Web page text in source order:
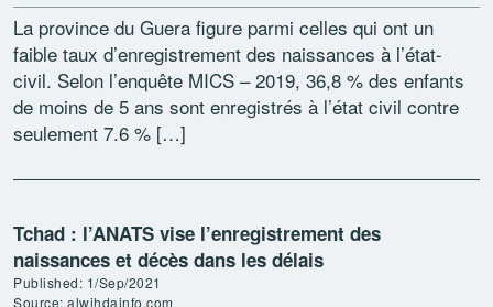
La province du Guera figure parmi celles qui ont un
faible taux d’enregistrement des naissances à l’état-
civil. Selon l’enquête MICS – 2019, 36,8 % des enfants
de moins de 5 ans sont enregistrés à l’état civil contre
seulement 7.6 % […]
Tchad : l’ANATS vise l’enregistrement des
naissances et décès dans les délais
Published: 1/Sep/2021
Source: alwihdainfo.com